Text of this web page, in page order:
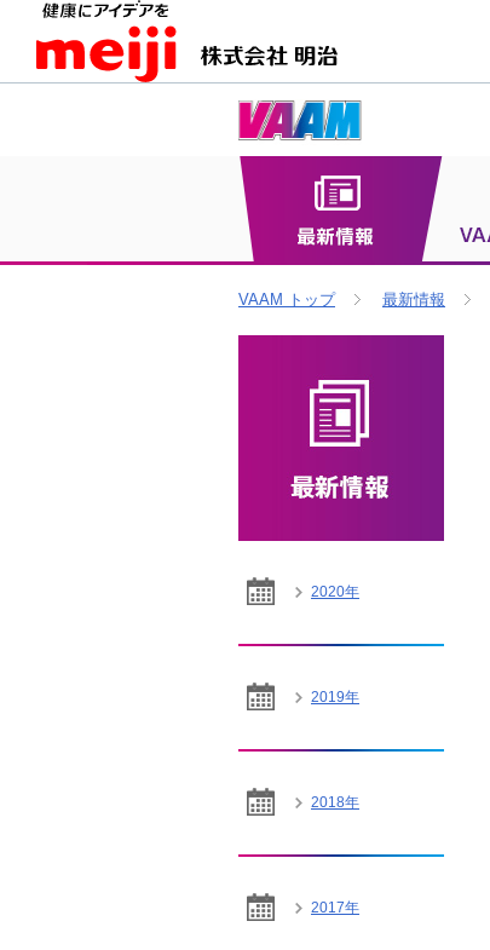
VAAM トップ 最新情報
2020年
2019年
2018年
2017年